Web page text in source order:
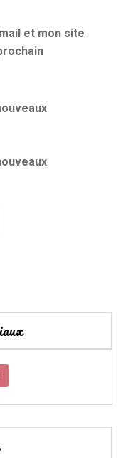
et mon site